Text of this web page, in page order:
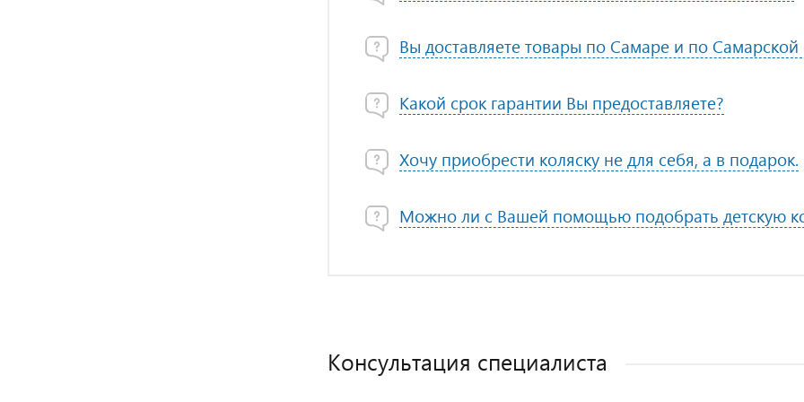
Вы доставляете товары по Самаре и по Самарской
Какой срок гарантии Вы предоставляете?
Хочу приобрести коляску не для себя, а в подарок.
Можно ли с Вашей помощью подобрать детскую
Консультация специалиста